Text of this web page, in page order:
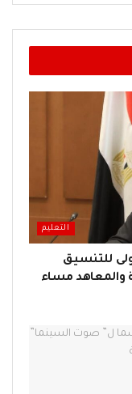
التعليم
للتنسيق
والمعاهد مساء